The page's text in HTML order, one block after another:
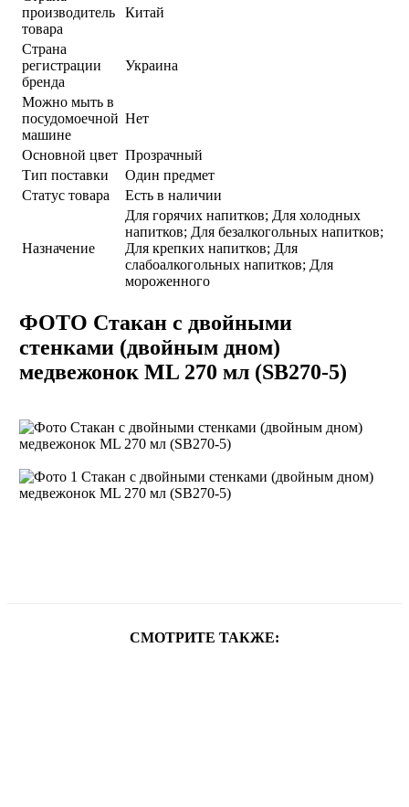
производитель
товара
Китай
Страна
регистрации
бренда
Украина
Можно мыть в
посудомоечной
машине
Нет
Основной цвет Прозрачный
Тип поставки
Один предмет
Статус товара
Есть в наличии
Назначение
Для горячих напитков; Для холодных
напитков; Для безалкогольных напитков;
Для крепких напитков; Для
слабоалкогольных напитков; Для
мороженного
ФОТО Стакан c двойными
стенками (двойным дном)
медвежонок ML 270 мл (SB270-5)
СМОТРИТЕ ТАКЖЕ: